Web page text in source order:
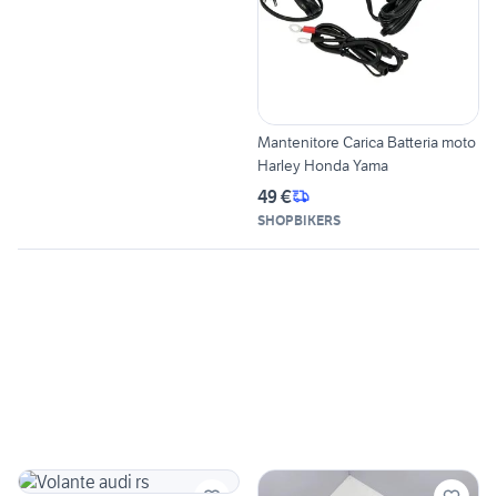
Mantenitore Carica Batteria moto
Harley Honda Yama
49 €
SHOPBIKERS